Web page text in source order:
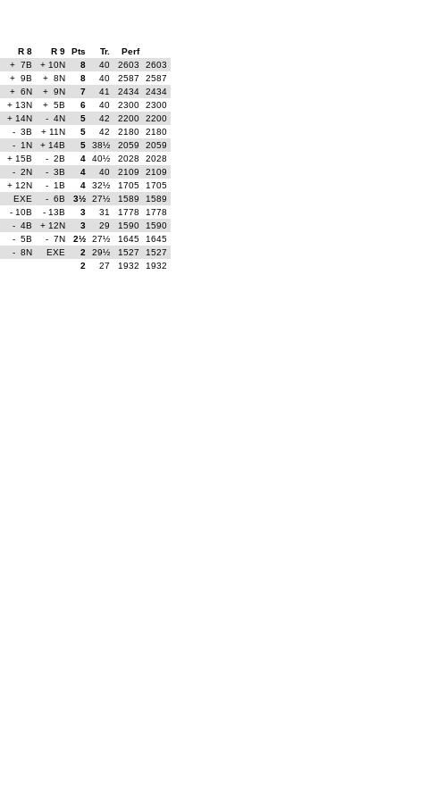
R 8 R 9 Pts Tr.
Perf
+ 7B + 10N 8 40 2603
2603
+ 9B + 8N 8 40 2587
2587
+ 6N + 9N 7 41 2434
2434
+ 13N + 5B 6 40 2300
2300
+ 14N - 4N 5 42 2200
2200
- 3B + 11N 5 42 2180
2180
- 1N + 14B 5 38½ 2059
2059
+ 15B - 2B 4 40½ 2028
2028
- 2N - 3B 4 40 2109
2109
+ 12N - 1B 4 32½ 1705
1705
EXE - 6B 3½ 27½ 1589
1589
- 10B - 13B 3 31 1778
1778
- 4B + 12N 3 29 1590
1590
- 5B - 7N 2½ 27½ 1645
1645
- 8N EXE 2 29½ 1527
1527
2 27 1932 1932